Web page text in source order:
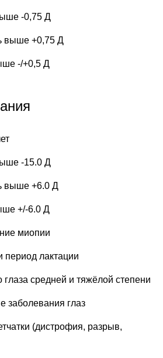
-0,75 Д
выше +0,75 Д
-/+0,5 Д
-15.0 Д
выше +6.0 Д
+/-6.0 Д
миопии
период лактации
глаза средней и тяжёлой степени
заболевания глаз
(дистрофия, разрыв,